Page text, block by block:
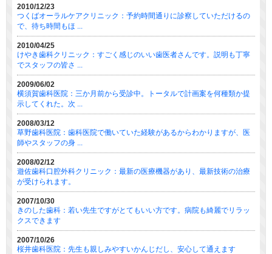
2010/12/23
つくばオーラルケアクリニック：予約時間通りに診察していただけるの
で、待ち時間もほ ...
2010/04/25
けやき歯科クリニック：すごく感じのいい歯医者さんです。説明も丁寧
でスタッフの皆さ ...
2009/06/02
横須賀歯科医院：三か月前から受診中。トータルで計画案を何種類か提
示してくれた。次 ...
2008/03/12
草野歯科医院：歯科医院で働いていた経験があるからわかりますが、医
師やスタッフの身 ...
2008/02/12
遊佐歯科口腔外科クリニック：最新の医療機器があり、最新技術の治療
が受けられます。
2007/10/30
きのした歯科：若い先生ですがとてもいい方です。病院も綺麗でリラッ
クスできます
2007/10/26
桜井歯科医院：先生も親しみやすいかんじだし、安心して通えます